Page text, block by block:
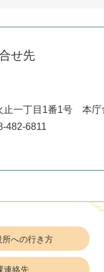
せ先
止一丁目1番1号 本庁
482-6811
所への行き方
連絡先